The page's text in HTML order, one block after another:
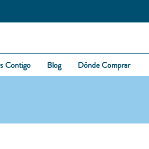
Contigo Blog Dónde Comprar